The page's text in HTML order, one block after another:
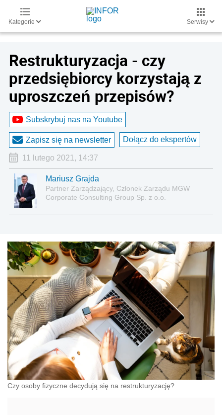
Kategorie Serwisy
Restrukturyzacja - czy
przedsiębiorcy korzystają z
uproszczeń przepisów?
Subskrybuj nas na Youtube
Zapisz się na newsletter Dołącz do ekspertów
11 lutego 2021, 14:37
Mariusz Grajda
Partner Zarządzający, Członek Zarządu MGW
Corporate Consulting Group Sp. z o.o.
Czy osoby fizyczne decydują się na restrukturyzację?